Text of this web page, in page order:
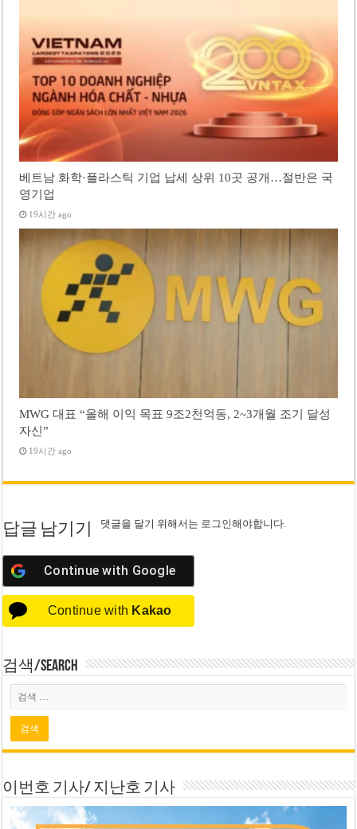
베트남 화학·플라스틱 기업 납세 상위 10곳 공개…절반은 국
영기업
19시간 ago
MWG 대표 “올해 이익 목표 9조2천억동, 2~3개월 조기 달성
자신”
19시간 ago
답글 남기기 댓글을 달기 위해서는 로그인해야합니다.
Continue with Google
Continue with Kakao
검색/Search
이번호 기사/ 지난호 기사